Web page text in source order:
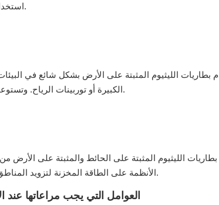
استخدام هذه الطاقة المخزنة أثناء الليل أو عندما يتجاوز الطلب توليد الطاقة الشمسية.
بطاريات الليثيوم المثبتة على الأرض بشكل شائع في
الكبيرة أو توربينات الرياح. وتستوعب سعة التخزين الأعلى الخاصة بها الطلب المتزايد على الطاقة لهذه التطبيقات.
بطاريات الليثيوم المثبتة على الحائط والمثبتة على
الأنظمة على الطاقة المخزنة لتزويد المناطق النائية بالطاقة أو أثناء حالات الطوارئ، مما يوفر مصدر طاقة موثوقًا ومستدامًا.
العوامل التي يجب مراعاتها عند